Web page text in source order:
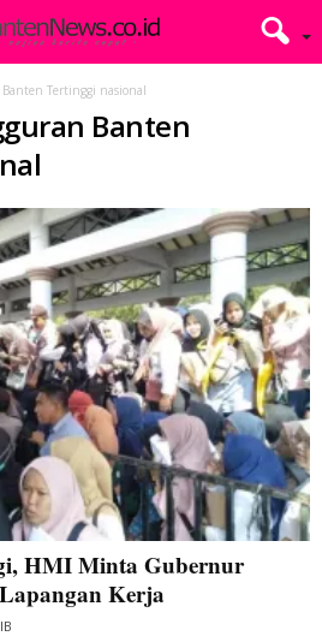
Tertinggi nasional
Banten
HMI Minta Gubernur
Kerja